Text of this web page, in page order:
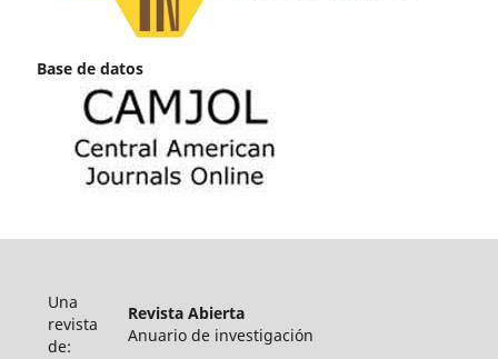
Base de datos
Una
revista
de:
Revista Abierta
Anuario de investigación